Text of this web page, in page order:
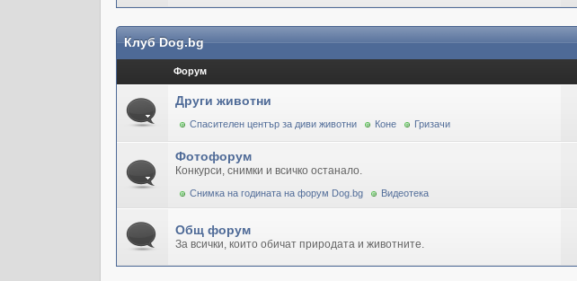
Клуб Dog.bg
Форум
Други животни
Спасителен център за диви животни Коне Гризачи
Фотофорум
Конкурси, снимки и всичко останало.
Снимка на годината на форум Dog.bg Видеотека
Общ форум
За всички, които обичат природата и животните.